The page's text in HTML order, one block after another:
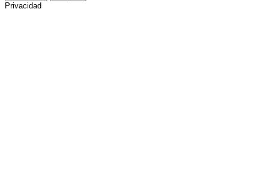
Privacidad